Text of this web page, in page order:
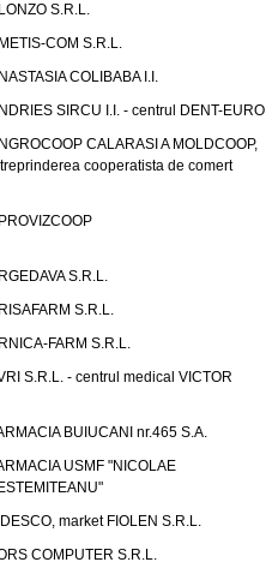
S.R.L.
COM S.R.L.
COLIBABA I.I.
SIRCU I.I. - centrul DENT-EURO
CALARASI A MOLDCOOP,
cooperatista de comert
S.R.L.
S.R.L.
FARM S.R.L.
S.R.L. - centrul medical VICTOR
BUIUCANI nr.465 S.A.
USMF "NICOLAE
market FIOLEN S.R.L.
COMPUTER S.R.L.